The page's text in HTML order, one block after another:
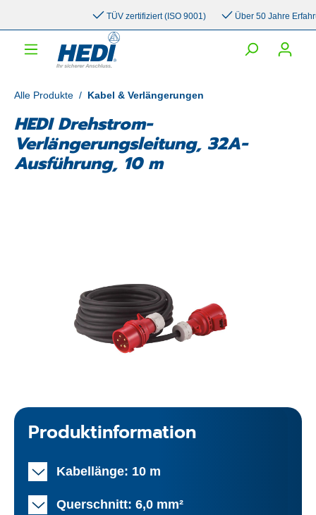
TÜV zertifiziert (ISO 9001) Über 50 Jahre Erfahrung
Alle Produkte / Kabel & Verlängerungen
HEDI Drehstrom-
Verlängerungsleitung, 32A-
Ausführung, 10 m
Produktinformation
Kabellänge: 10 m
Querschnitt: 6,0 mm²